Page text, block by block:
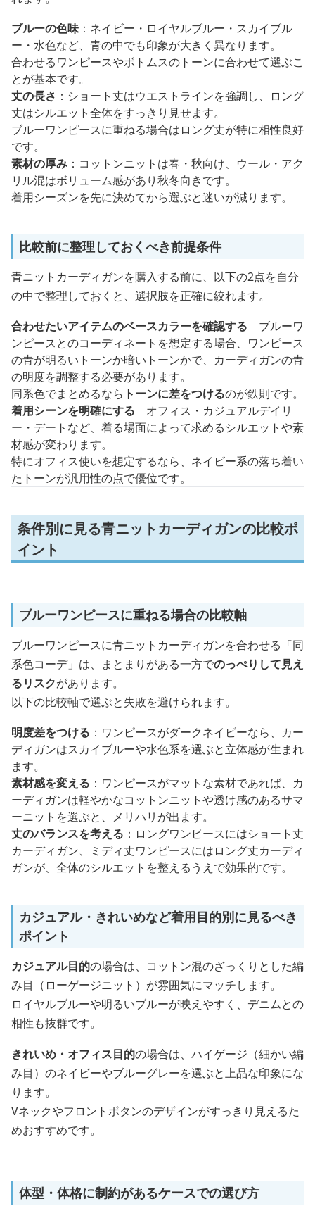
ブルーの色味：ネイビー・ロイヤルブルー・スカイブル
ー・水色など、青の中でも印象が大きく異なります。
合わせるワンピースやボトムスのトーンに合わせて選ぶこ
とが基本です。
丈の長さ ：ショート丈はウエストラインを強調し、ロング
丈はシルエット全体をすっきり見せます。
ブルーワンピースに重ねる場合はロング丈が特に相性良好
です。
素材の厚み ：コットンニットは春・秋向け、ウール・アク
リル混はボリューム感があり秋冬向きです。
着用シーズンを先に決めてから選ぶと迷いが減ります。
比較前に整理しておくべき前提条件
青ニットカーディガンを購入する前に、以下の2点を自分
の中で整理しておくと、選択肢を正確に絞れます。
合わせたいアイテムのベースカラーを確認する ブルーワ
ンピースとのコーディネートを想定する場合、ワンピース
の青が明るいトーンか暗いトーンかで、カーディガンの青
の明度を調整する必要があります。
同系色でまとめるなら トーンに差をつけるのが鉄則です。
着用シーンを明確にする オフィス・カジュアルデイリ
ー・デートなど、着る場面によって求めるシルエットや素
材感が変わります。
特にオフィス使いを想定するなら、ネイビー系の落ち着い
たトーンが汎用性の点で優位です。
条件別に見る青ニットカーディガンの比較ポ
イント
ブルーワンピースに重ねる場合の比較軸
ブルーワンピースに青ニットカーディガンを合わせる「同
系色コーデ」は、まとまりがある一方でのっぺりして見え
るリスクがあります。
以下の比較軸で選ぶと失敗を避けられます。
明度差をつける ：ワンピースがダークネイビーなら、カー
ディガンはスカイブルーや水色系を選ぶと立体感が生まれ
ます。
素材感を変える ：ワンピースがマットな素材であれば、カ
ーディガンは軽やかなコットンニットや透け感のあるサマ
ーニットを選ぶと、メリハリが出ます。
丈のバランスを考える ：ロングワンピースにはショート丈
カーディガン、ミディ丈ワンピースにはロング丈カーディ
ガンが、全体のシルエットを整えるうえで効果的です。
カジュアル・きれいめなど着用目的別に見るべき
ポイント
カジュアル目的の場合は、コットン混のざっくりとした編
み目（ローゲージニット）が雰囲気にマッチします。
ロイヤルブルーや明るいブルーが映えやすく、デニムとの
相性も抜群です。
きれいめ・オフィス目的の場合は、ハイゲージ（細かい編
み目）のネイビーやブルーグレーを選ぶと上品な印象にな
ります。
Vネックやフロントボタンのデザインがすっきり見えるた
めおすすめです。
体型・体格に制約があるケースでの選び方